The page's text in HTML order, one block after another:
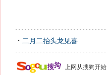
二月二抬头龙见喜
上网从搜狗开始